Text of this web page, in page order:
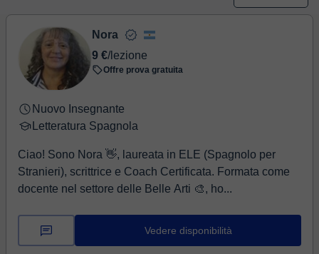
Nora
9 €/lezione
Offre prova gratuita
Nuovo Insegnante
Letteratura Spagnola
Ciao! Sono Nora 👋, laureata in ELE (Spagnolo per
Stranieri), scrittrice e Coach Certificata. Formata come
docente nel settore delle Belle Arti 🎨, ho...
Vedere disponibilità